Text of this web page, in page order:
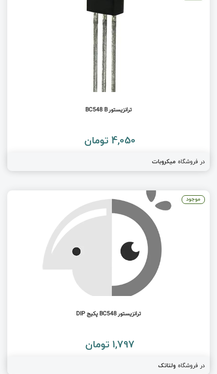
ترانزیستور BC548 B
4,050 تومان
در فروشگاه میکروبات
ترانزیستور BC548 پکیج DIP
1,797 تومان
در فروشگاه ولتاتک
موجود